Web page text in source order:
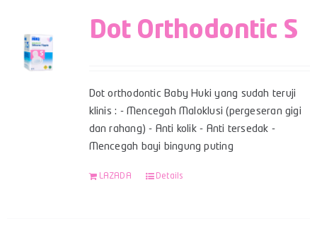
Dot Orthodontic S
Dot orthodontic Baby Huki yang sudah teruji
klinis : - Mencegah Maloklusi (pergeseran gigi
dan rahang) - Anti kolik - Anti tersedak -
Mencegah bayi bingung puting
LAZADA Details